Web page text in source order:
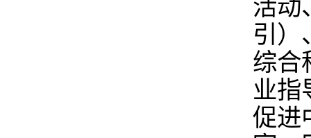
活动
引）
综合
业指
促进